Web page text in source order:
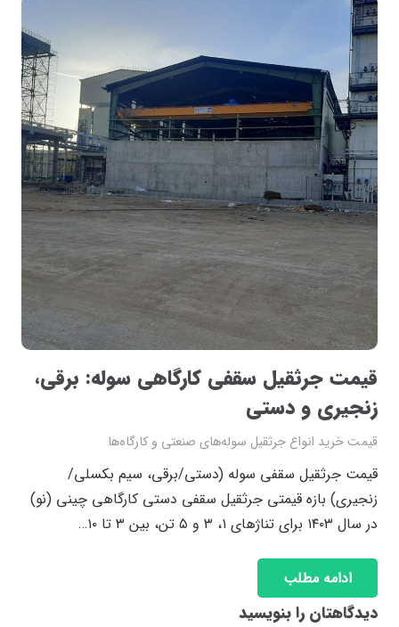
قیمت جرثقیل سقفی کارگاهی سوله: برقی،
زنجیری و دستی
قیمت خرید انواع جرثقیل سوله‌های صنعتی و کارگاه‌ها
قیمت جرثقیل سقفی سوله (دستی/برقی، سیم بکسلی/
زنجیری) بازه قیمتی جرثقیل سقفی دستی کارگاهی چینی (نو)
در سال ۱۴۰۳ برای تناژهای ۱، ۳ و ۵ تن، بین ۳ تا ۱۰…
ادامه مطلب
دیدگاهتان را بنویسید